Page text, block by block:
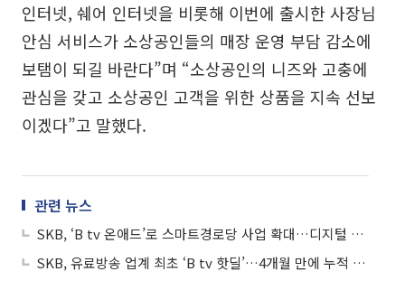
인터넷, 쉐어 인터넷을 비롯해 이번에 출시한 사장님
안심 서비스가 소상공인들의 매장 운영 부담 감소에
보탬이 되길 바란다”며 “소상공인의 니즈와 고충에
관심을 갖고 소상공인 고객을 위한 상품을 지속 선보
이겠다”고 말했다.
관련 뉴스
SKB, ‘B tv 온애드’로 스마트경로당 사업 확대…디지털 소외 해소
SKB, 유료방송 업계 최초 ‘B tv 핫딜’…4개월 만에 누적 판매 8만건